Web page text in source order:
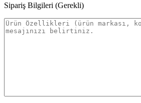
Sipariş Bilgileri (Gerekli)